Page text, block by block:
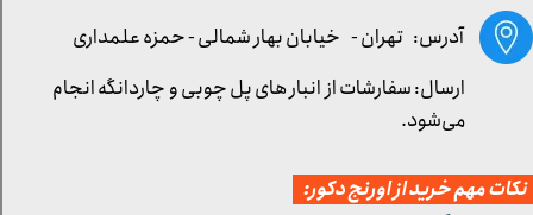
آدرس: تهران - خیابان بهار شمالی - حمزه علمداری
مهم خرید از اورنج دکور:
ارسال: سفارشات از انبار های پل چوبی و چاردانگه انجام
می‌شود.